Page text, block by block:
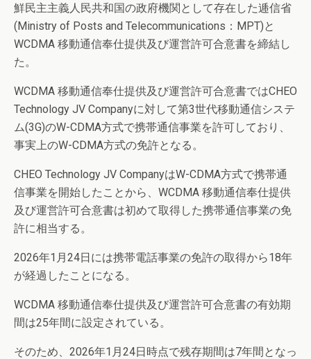
鮮民主主義人民共和国の政府機関として存在した逓信省
(Ministry of Posts and Telecommunications：MPT)と
WCDMA 移動通信奉仕提供及び運営許可合意書を締結し
た。
WCDMA 移動通信奉仕提供及び運営許可合意書ではCHEO
Technology JV Companyに対して第3世代移動通信システ
ム(3G)のW-CDMA方式で携帯通信事業を許可しており、
事実上のW-CDMA方式の免許となる。
CHEO Technology JV CompanyはW-CDMA方式で携帯通
信事業を開始したことから、WCDMA 移動通信奉仕提供
及び運営許可合意書は初めて取得した携帯通信事業の免
許に相当する。
2026年1月24日には携帯電話事業の免許の取得から18年
が経過したことになる。
WCDMA 移動通信奉仕提供及び運営許可合意書の有効期
間は25年間に設定されている。
そのため、2026年1月24日時点で残存期間は7年間となっ